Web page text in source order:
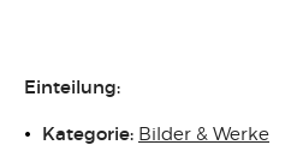
Einteilung:
Kategorie: Bilder & Werke